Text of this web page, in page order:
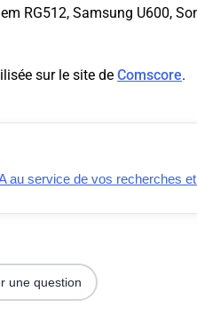
RG512, Samsung U600,
sur le site de Comscore.
au service de vos recherches
une question